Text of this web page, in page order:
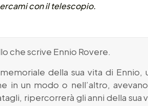
con il telescopio.
che scrive Ennio Rovere.
della sua vita di
in un modo o nell’altro,
ripercorrerà gli anni della